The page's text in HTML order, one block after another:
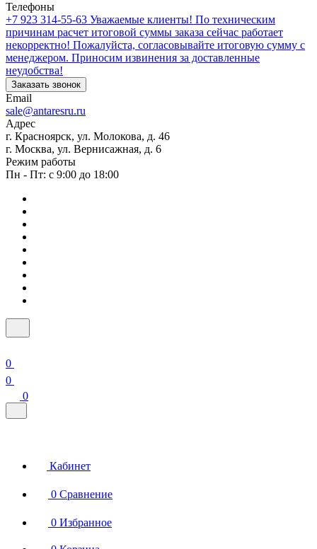
Телефоны
+7 923 314-55-63 Уважаемые клиенты! По техническим
причинам расчет итоговой суммы заказа сейчас работает
некорректно! Пожалуйста, согласовывайте итоговую сумму с
менеджером. Приносим извинения за доставленные
неудобства!
Заказать звонок
Email
sale@antaresru.ru
Адрес
г. Красноярск, ул. Молокова, д. 46
г. Москва, ул. Вернисажная, д. 6
Режим работы
Пн - Пт: с 9:00 до 18:00
0
0
0
Кабинет
0 Сравнение
0 Избранное